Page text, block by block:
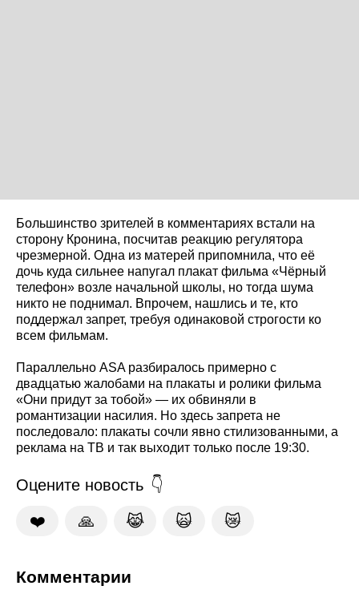
Большинство зрителей в комментариях встали на
сторону Кронина, посчитав реакцию регулятора
чрезмерной. Одна из матерей припомнила, что её
дочь куда сильнее напугал плакат фильма «Чёрный
телефон» возле начальной школы, но тогда шума
никто не поднимал. Впрочем, нашлись и те, кто
поддержал запрет, требуя одинаковой строгости ко
всем фильмам.
Параллельно ASA разбиралось примерно с
двадцатью жалобами на плакаты и ролики фильма
«Они придут за тобой» — их обвиняли в
романтизации насилия. Но здесь запрета не
последовало: плакаты сочли явно стилизованными, а
реклама на ТВ и так выходит только после 19:30.
Оцените новость
❤️ 🙏 😹 🙀 😿
Комментарии